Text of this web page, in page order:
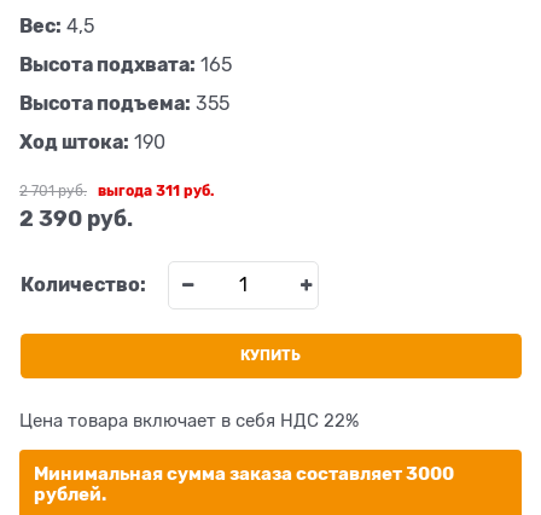
Вес: 4,5
Высота подхвата: 165
Высота подъема: 355
Ход штока: 190
2 701 руб.
2 390 руб.
выгода311 руб.
Количество:
КУПИТЬ
Цена товара включает в себя НДС 22%
Минимальная сумма заказа составляет 3000
рублей.